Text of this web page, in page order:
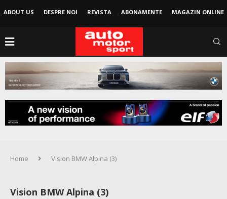
ABOUT US DESPRE NOI REVISTA ABONAMENTE MAGAZIN ONLINE
Home Vision BMW Alpina (3)
Vision BMW Alpina (3)